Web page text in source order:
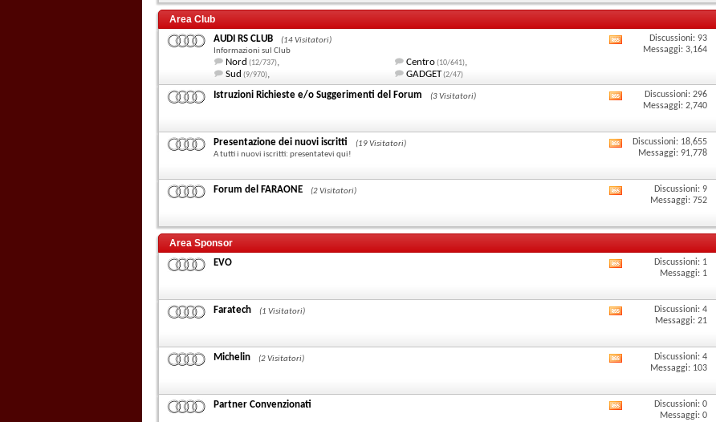
Area Club
AUDI RS CLUB
(14 Visitatori)
Informazioni sul Club
Nord (12/737), Centro(10/641),
Sud (9/970), GADGET(2/47)
Visualizza
feed
di
questo
forum
Discussioni: 93
Messaggi: 3,164
Istruzioni Richieste e/o Suggerimenti del Forum (3 Visitatori)
Visualizza
feed
forum
Discussioni: 296
Messaggi: 2,740
Presentazione dei nuovi iscritti
(19 Visitatori)
A tutti i nuovi iscritti: presentatevi qui!
Visualizza
feed
di
questo
Discussioni: 18,655
Messaggi: 91,778
Forum del FARAONE (2 Visitatori)
Visualizza
feed
questo
Discussioni: 9
Messaggi: 752
Area Sponsor
EVO
Visualizza
feed
forum
Discussioni: 1
Messaggi: 1
Faratech (1 Visitatori)
Visualizza
feed
Discussioni: 4
Messaggi: 21
Michelin (2 Visitatori)
Visualizza
feed
Discussioni: 4
Messaggi: 103
Partner Convenzionati
Visualizza
Discussioni: 0
Messaggi: 0